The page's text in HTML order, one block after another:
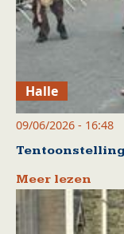
Halle
09/06/2026 - 16:48
Tentoonstelling
Meer lezen